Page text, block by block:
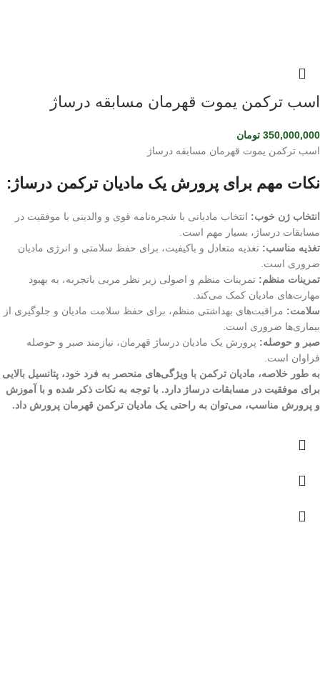
اسب ترکمن یموت قهرمان مسابقه درساژ
350,000,000 تومان
اسب ترکمن یموت قهرمان مسابقه درساژ
نکات مهم برای پرورش یک مادیان ترکمن درساژ:
انتخاب ژن خوب: انتخاب مادیانی با شجره‌نامه قوی و والدینی با موفقیت در
مسابقات درساژ، بسیار مهم است.
تغذیه مناسب: تغذیه متعادل و باکیفیت، برای حفظ سلامتی و انرژی مادیان
ضروری است.
تمرینات منظم: تمرینات منظم و اصولی زیر نظر مربی باتجربه، به بهبود
مهارت‌های مادیان کمک می‌کند.
سلامت: مراقبت‌های بهداشتی منظم، برای حفظ سلامت مادیان و جلوگیری از
بیماری‌ها ضروری است.
صبر و حوصله: پرورش یک مادیان درساژ قهرمان، نیازمند صبر و حوصله
فراوان است.
به طور خلاصه، مادیان ترکمن با ویژگی‌های منحصر به فرد خود، پتانسیل بالایی
برای موفقیت در مسابقات درساژ دارد. با توجه به نکات ذکر شده و با آموزش
و پرورش مناسب، می‌توان به راحتی یک مادیان ترکمن قهرمان پرورش داد.